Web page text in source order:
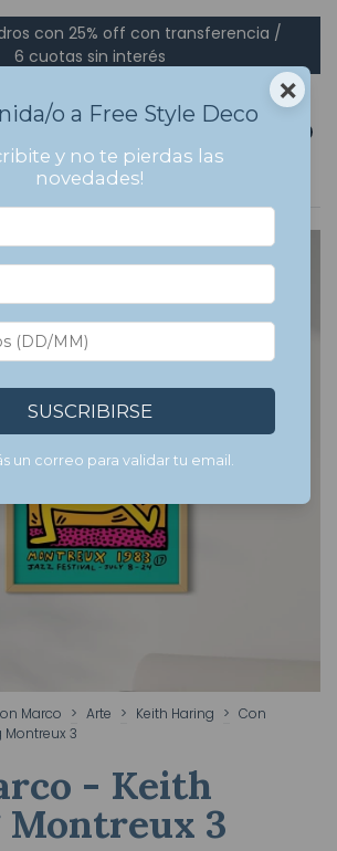
con 25% off con transferencia /
6 cuotas sin interés
Marco > Arte > Keith Haring > Con
Montreux 3
- Keith
3
×
o a Free Style Deco
y no te pierdas las
novedades!
SUSCRIBIRSE
un correo para validar tu email.